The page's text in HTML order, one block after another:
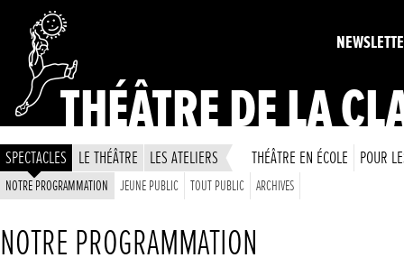
THÉÂTRE DE LA
SPECTACLES
NOTRE PROGRAMMATION JEUNE PUBLIC TOUT PUBLIC ARCHIVES
LE THÉÂTRE LES ATELIERS THÉÂTRE EN ÉCOLE POUR
NOTRE PROGRAMMATION